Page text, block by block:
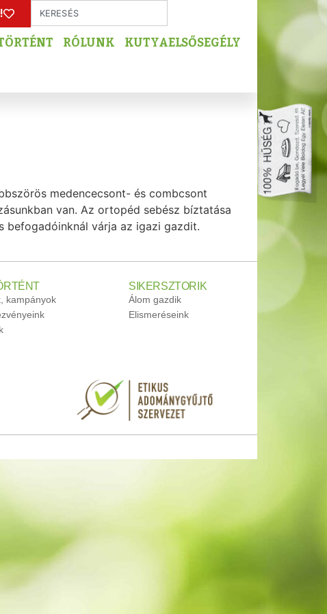
RÓLUNK KUTYAELSŐSEGÉLY
medencecsont- és combcsont
van. Az ortopéd sebész bíztatása
befogadóinknál várja az igazi gazdit.
kampányok
SIKERSZTORIK
Álom gazdik
Elismeréseink